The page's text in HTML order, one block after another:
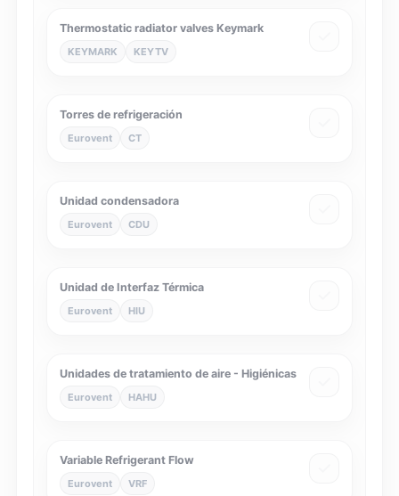
Thermostatic radiator valves Keymark
KEYMARK KEYTV
Torres de refrigeración
Eurovent CT
Unidad condensadora
Eurovent CDU
Unidad de Interfaz Térmica
Eurovent HIU
Unidades de tratamiento de aire - Higiénicas
Eurovent HAHU
Variable Refrigerant Flow
Eurovent VRF